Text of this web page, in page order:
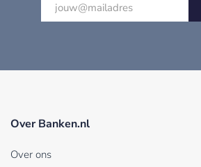
Over Banken.nl
Over ons